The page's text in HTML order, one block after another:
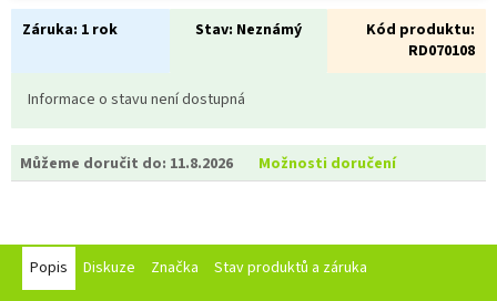
Záruka: 1 rok Stav: Neznámý
Kód produktu:
RD070108
Informace o stavu není dostupná
Můžeme doručit do: 11.8.2026 Možnosti doručení
Popis Diskuze Značka Stav produktů a záruka